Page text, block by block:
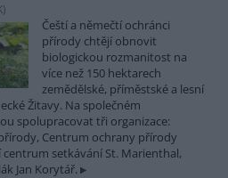
)
Čeští a němečtí ochránci
přírody chtějí obnovit
biologickou rozmanitost na
více než 150 hektarech
zemědělské, příměstské a lesní
Žitavy. Na společném
spolupracovat tři organizace:
Centrum ochrany přírody
setkávání St. Marienthal,
Jan Korytář.